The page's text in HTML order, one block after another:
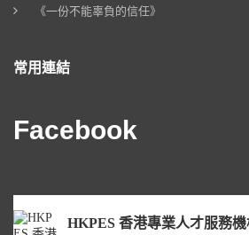
《一份不能辜負的信任》
常用連結
Facebook
HKPES 香港專業人才服務機